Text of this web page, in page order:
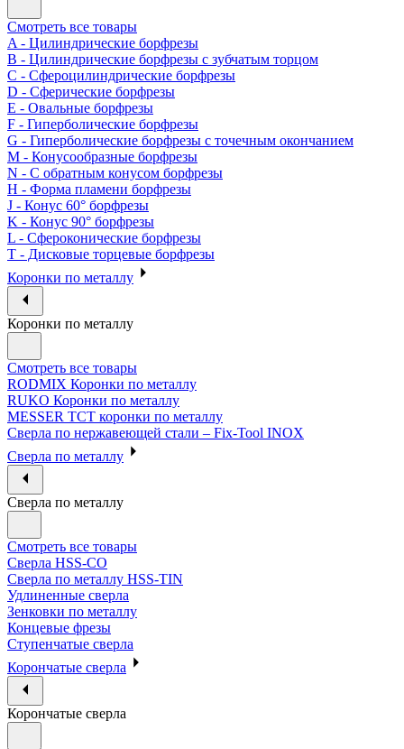
Смотреть все товары
A - Цилиндрические борфрезы
B - Цилиндрические борфрезы с зубчатым торцом
C - Сфероцилиндрические борфрезы
D - Сферические борфрезы
E - Овальные борфрезы
F - Гиперболические борфрезы
G - Гиперболические борфрезы с точечным окончанием
M - Конусообразные борфрезы
N - С обратным конусом борфрезы
H - Форма пламени борфрезы
J - Конус 60° борфрезы
K - Конус 90° борфрезы
L - Сфероконические борфрезы
T - Дисковые торцевые борфрезы
Коронки по металлу
Коронки по металлу
Смотреть все товары
RODMIX Коронки по металлу
RUKO Коронки по металлу
MESSER ТСТ коронки по металлу
Сверла по нержавеющей стали – Fix-Tool INOX
Сверла по металлу
Сверла по металлу
Смотреть все товары
Сверла HSS-CO
Сверла по металлу HSS-TIN
Удлиненные сверла
Зенковки по металлу
Концевые фрезы
Ступенчатые сверла
Корончатые сверла
Корончатые сверла